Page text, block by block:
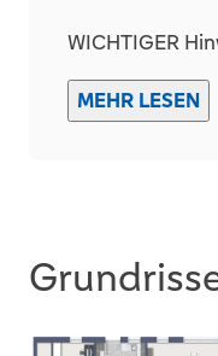
WICHTIGER
Die von Kunden
wir Sie auch in
MEHR LESEN